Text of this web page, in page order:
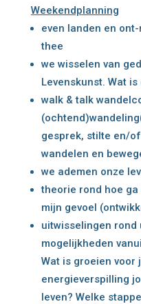
Weekendplanning
even landen en
thee
we wisselen van
Levenskunst. Wat
walk & talk
gesprek, stilte en/of
wandelen en
we ademen onze
theorie rond hoe
mijn gevoel
uitwisselingen rond
mogelijkheden
Wat is groeien voor
energieverspilling
leven? Welke